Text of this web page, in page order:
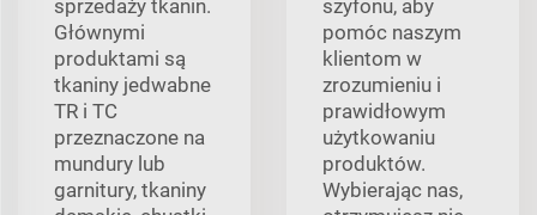
sprzedaży tkanin.
Głównymi
produktami są
tkaniny jedwabne
TR i TC
przeznaczone na
mundury lub
garnitury, tkaniny
szyfonu, aby
pomóc naszym
klientom w
zrozumieniu i
prawidłowym
użytkowaniu
produktów.
Wybierając nas,